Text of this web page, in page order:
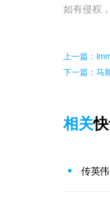
如有侵权
上一篇：
下一篇：马
相关
传英